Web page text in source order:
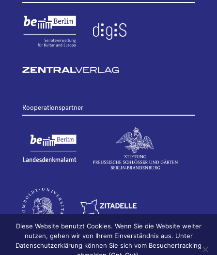
Kooperationspartner
Diese Website benutzt Cookies. Wenn Sie die Website weiter
nutzen, gehen wir von Ihrem Einverständnis aus. Unter
Datenschutzerklärung können Sie sich vom Besuchertracking